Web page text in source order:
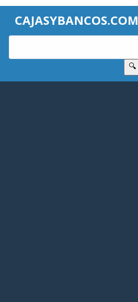
CAJASYBANCOS.COM
🔍